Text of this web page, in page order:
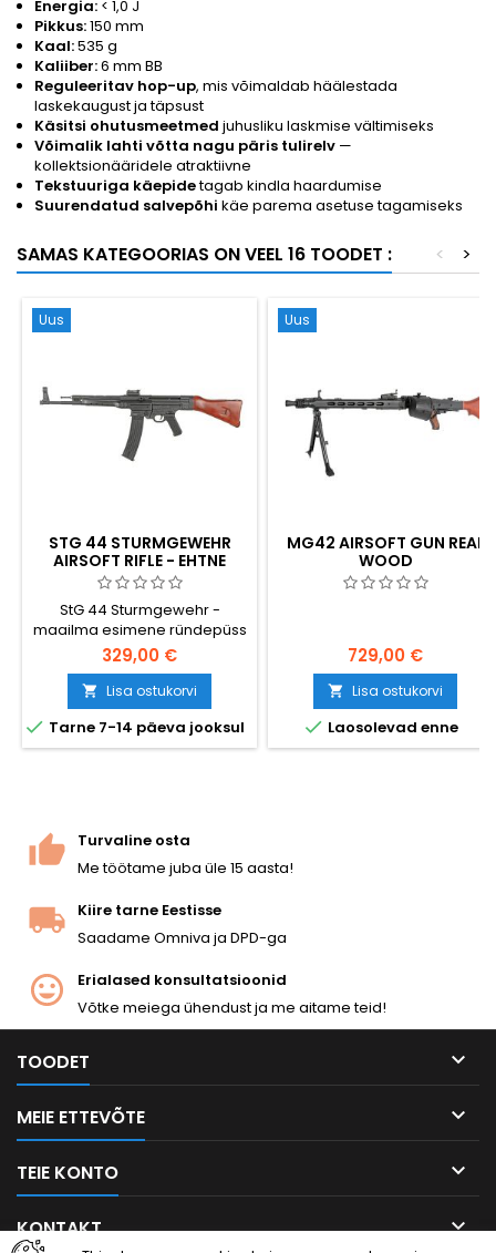
Energia: < 1,0 J
Pikkus:150 mm
Kaal:535 g
Kaliiber:6 mm BB
Reguleeritav hop-up, mis võimaldab häälestada
laskekaugust ja täpsust
Käsitsi ohutusmeetmed juhusliku laskmise vältimiseks
Võimalik lahti võtta nagu päris tulirelv —
kollektsionääridele atraktiivne
Tekstuuriga käepidetagab kindla haardumise
Suurendatud salvepõhi käe parema asetuse tagamiseks
SAMAS KATEGOORIAS ON VEEL 16 TOODET : >
<
Uus
STG 44 STURMGEWEHR
AIRSOFT RIFLE - EHTNE
PUIT, ESIMENE RÜNDEPÜSS
StG 44 Sturmgewehr -
maailma esimene ründepüss
- kui täismetallist AEG airsofti
replika ehtsa REAL-WOOD
mööbliga. Äärmiselt realistlik;
aku ja laadija kaasas. ~400
FPS, 940 mm, 4300 g, 190-rd
hi-cap mag.
329,00 €
 Lisa ostukorvi
 Tarne 7-14 päeva jooksul
Uus
MG42 AIRSOFT GUN REAL
WOOD
729,00 €
 Lisa ostukorvi
 Laosolevad enne
Turvaline osta
Me töötame juba üle 15 aasta!
Kiire tarne Eestisse
Saadame Omniva ja DPD-ga
Erialased konsultatsioonid
Võtke meiega ühendust ja me aitame teid!
TOODET 
MEIE ETTEVÕTE 
TEIE KONTO 
KONTAKT 